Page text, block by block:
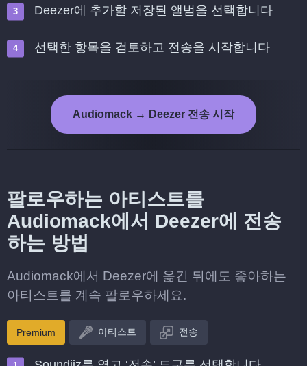
Deezer에 추가할 저장된 앨범을 선택합니다
선택한 항목을 검토하고 전송을 시작합니다
Audiomack → Deezer 전송 시작
팔로우하는 아티스트를
Audiomack에서 Deezer에 전송
하는 방법
Audiomack에서 Deezer에 옮긴 뒤에도 좋아하는
아티스트를 계속 팔로우하세요.
Premium 아티스트 전송